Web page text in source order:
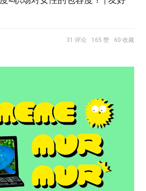
31 评论 165 赞 60 收藏